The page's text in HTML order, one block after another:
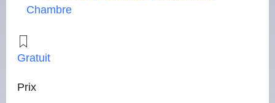
Chambre
Gratuit
Prix